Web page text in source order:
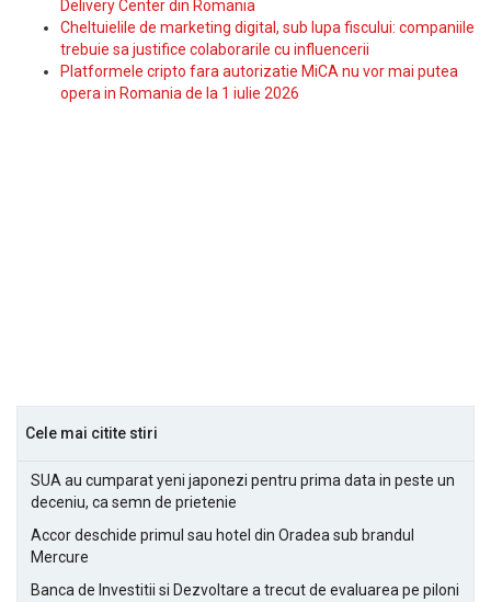
Delivery Center din Romania
Cheltuielile de marketing digital, sub lupa fiscului: companiile
trebuie sa justifice colaborarile cu influencerii
Platformele cripto fara autorizatie MiCA nu vor mai putea
opera in Romania de la 1 iulie 2026
Cele mai citite stiri
SUA au cumparat yeni japonezi pentru prima data in peste un
deceniu, ca semn de prietenie
Accor deschide primul sau hotel din Oradea sub brandul
Mercure
Banca de Investitii si Dezvoltare a trecut de evaluarea pe piloni